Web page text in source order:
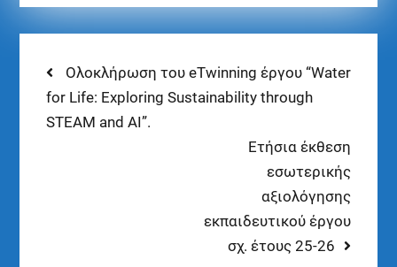
Ολοκλήρωση του eTwinning έργου “Water
for Life: Exploring Sustainability through
STEAM and AI”.
Ετήσια έκθεση
εσωτερικής
αξιολόγησης
εκπαιδευτικού έργου
σχ. έτους 25-26